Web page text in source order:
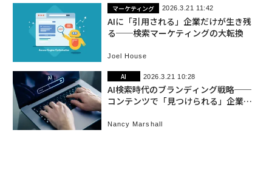
マーケティング 2026.3.21 11:42
AIに「引用される」企業だけが生き残
る──検索マーケティングの大転換
Joel House
AI 2026.3.21 10:28
AI検索時代のブランディング戦略──
コンテンツで「見つけられる」企業に
Nancy Marshall